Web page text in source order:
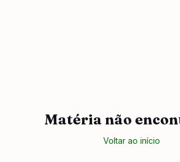
Matéria não
Voltar ao início